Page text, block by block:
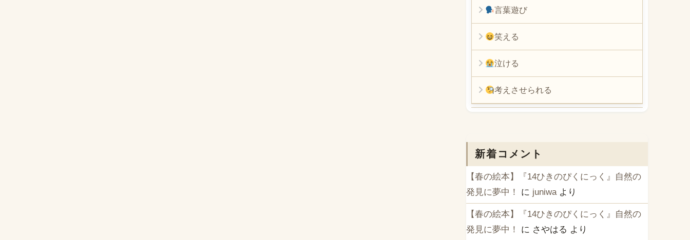
言葉遊び
笑える
泣ける
考えさせられる
新着コメント
【春の絵本】『14ひきのぴくにっく』自然の
発見に夢中！
に juniwa より
【春の絵本】『14ひきのぴくにっく』自然の
発見に夢中！
に さやはる より